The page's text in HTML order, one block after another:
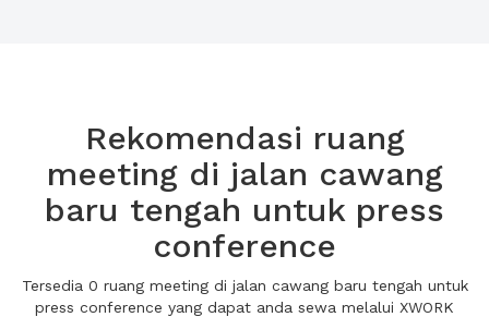
Rekomendasi ruang
meeting di jalan cawang
baru tengah untuk press
conference
Tersedia 0 ruang meeting di jalan cawang baru tengah untuk
press conference yang dapat anda sewa melalui XWORK